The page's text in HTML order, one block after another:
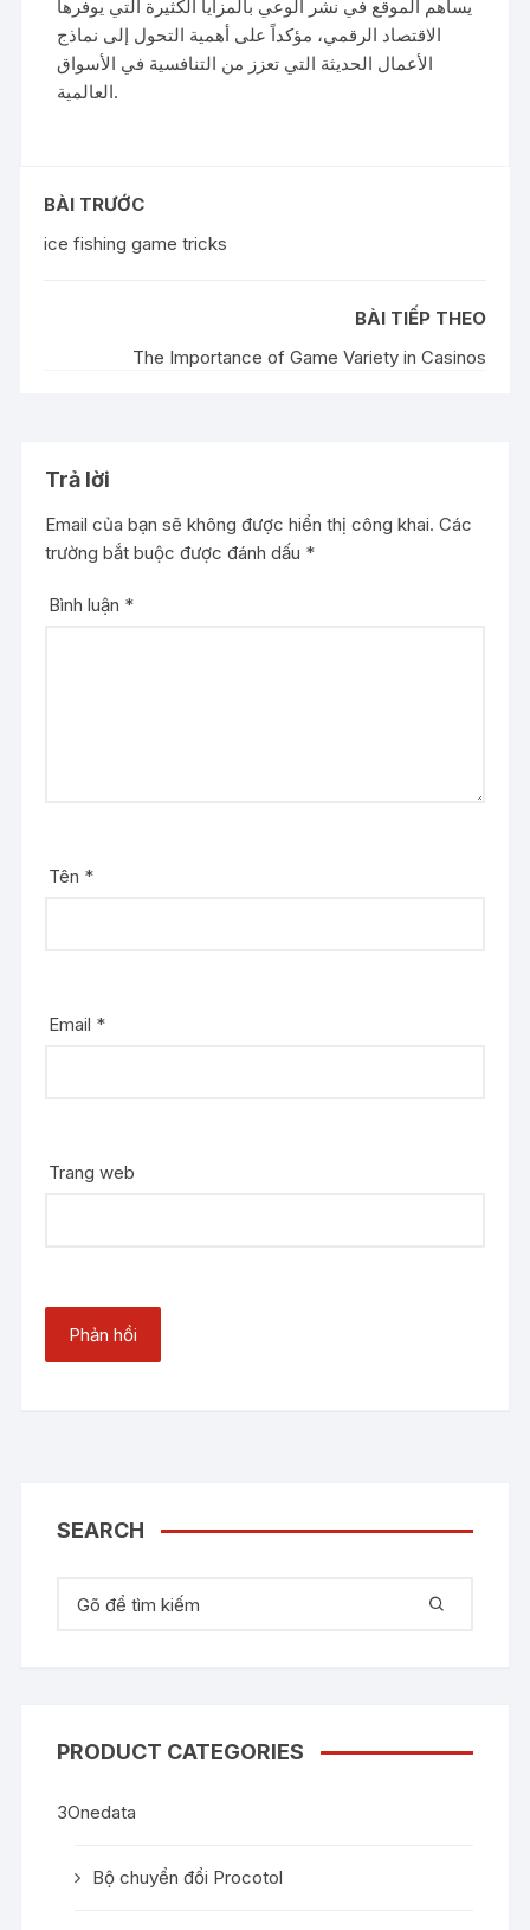
يساهم الموقع في نشر الوعي بالمزايا الكثيرة التي يوفرها
الاقتصاد الرقمي، مؤكداً على أهمية التحول إلى نماذج
الأعمال الحديثة التي تعزز من التنافسية في الأسواق
العالمية.
BÀI TRƯỚC
ice fishing game tricks
BÀI TIẾP THEO
The Importance of Game Variety in Casinos
Trả lời
Email của bạn sẽ không được hiển thị công khai. Các
trường bắt buộc được đánh dấu *
Bình luận *
Tên *
Email *
Trang web
SEARCH
Tìm kiếm:
PRODUCT CATEGORIES
3Onedata
Bộ chuyển đổi Procotol